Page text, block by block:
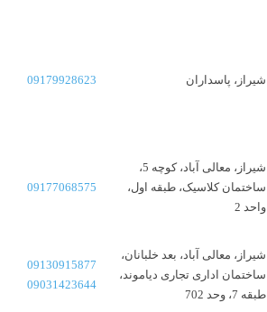
شیراز، پاسداران 09179928623
شیراز، معالی آباد، کوچه 5،
ساختمان کلاسیک، طبقه اول،
واحد 2
09177068575
شیراز، معالی آباد، بعد خلبانان،
ساختمان اداری تجاری دیاموند،
طبقه 7، وحد 702
09130915877
09031423644